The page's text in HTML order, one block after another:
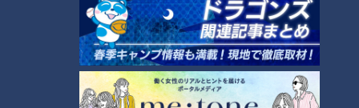
棚橋さんは、中でも最も熱い“熱波”があたるスペシャル席に座
り、このロウリュウを体験しました。
その席には「“熱さに自信がある”“負けず嫌い”“限界を超えた
い”人向け」と書かれていて、棚橋さんは「オレのことだ
な！」と売られたケンカをつい買ってしまった状態。さて、そ